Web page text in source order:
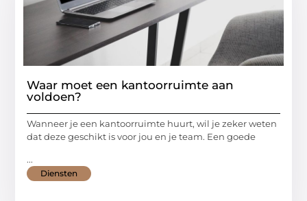
Waar moet een kantoorruimte aan
voldoen?
Wanneer je een kantoorruimte huurt, wil je zeker weten
dat deze geschikt is voor jou en je team. Een goede
...
Diensten